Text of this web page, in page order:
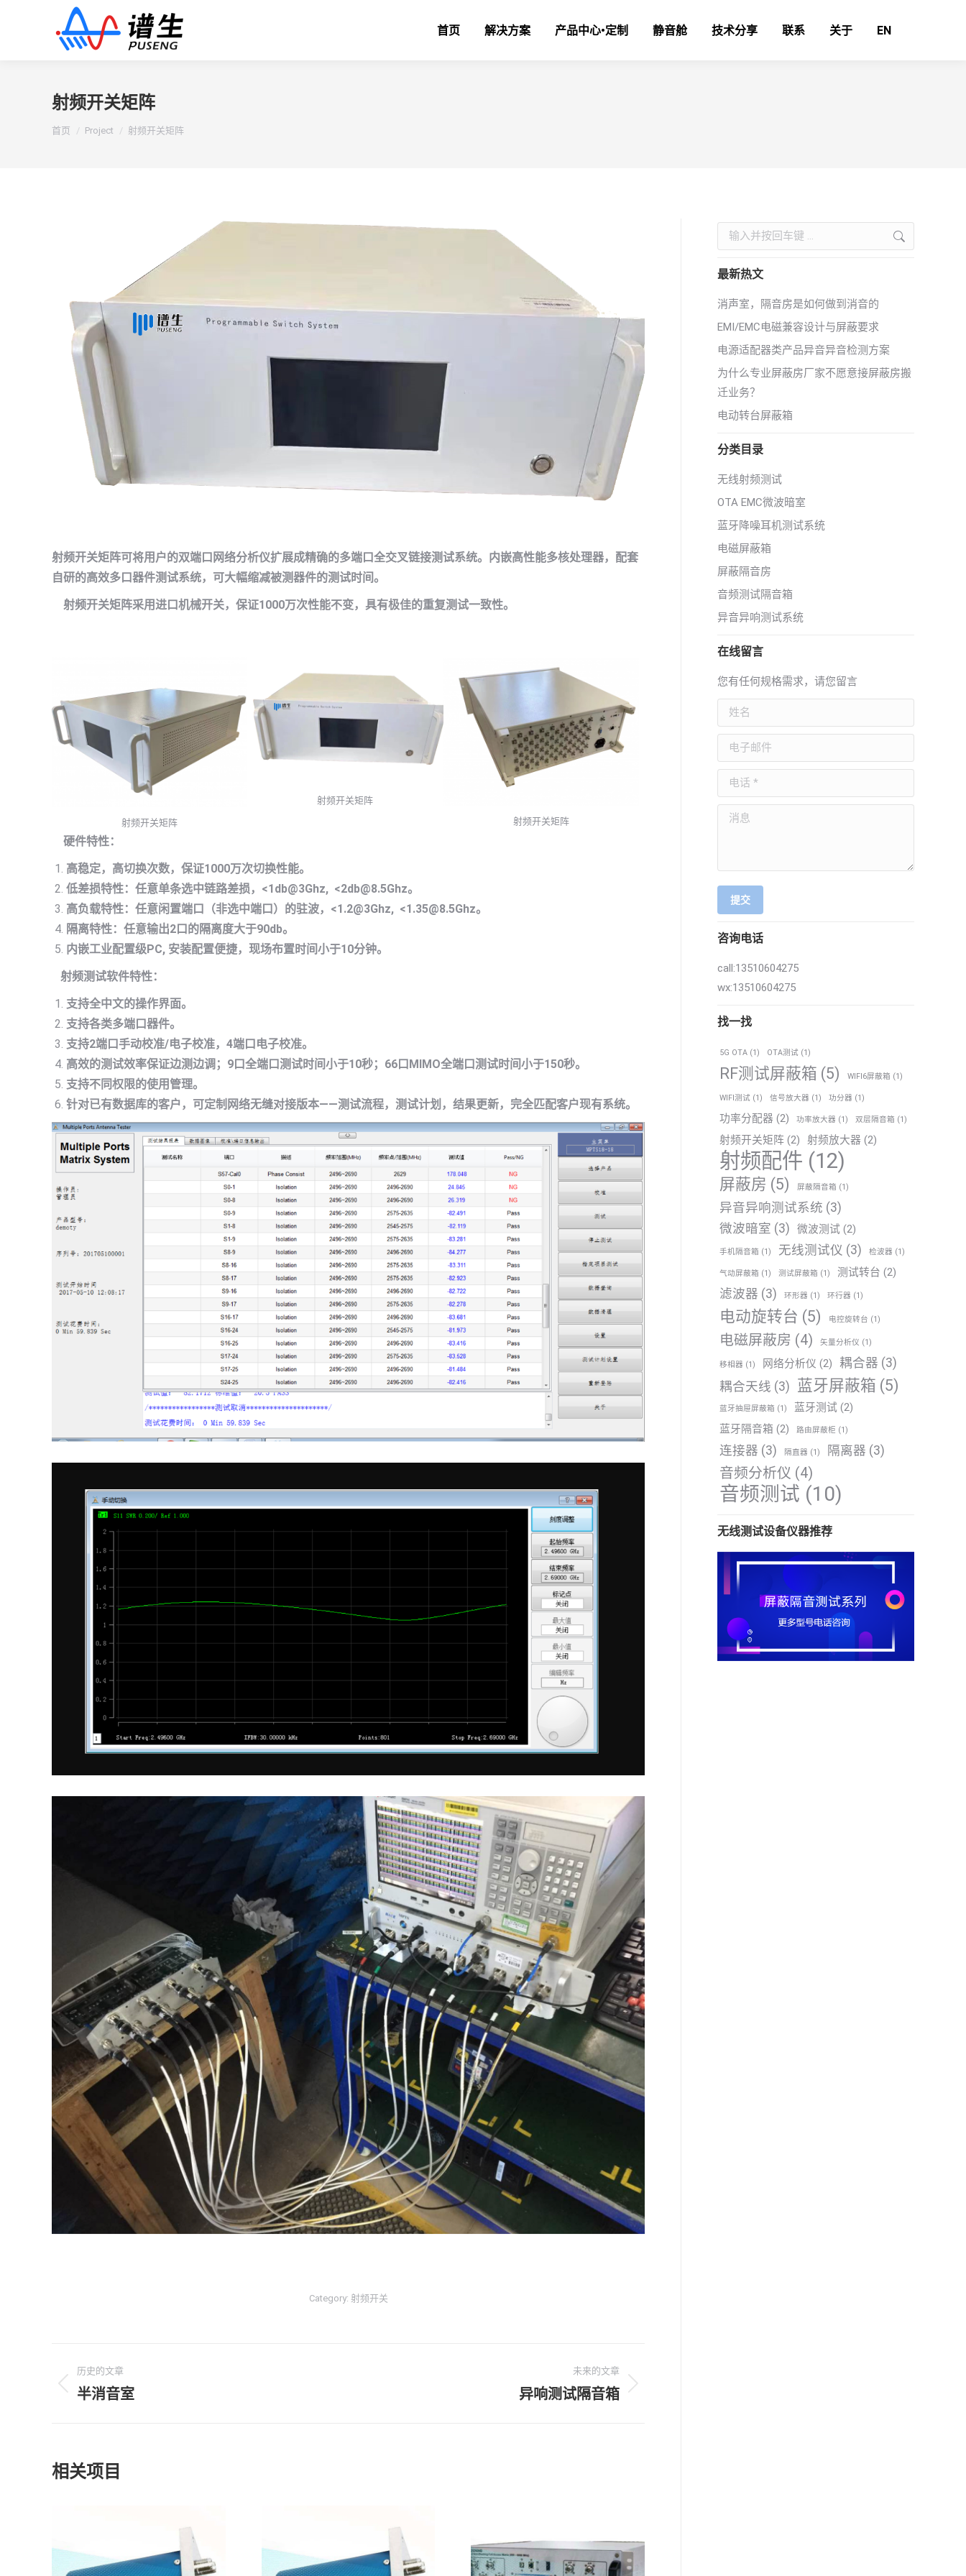
首页 解决方案 产品中心•定制 静音舱 技术分享 联系 关于 EN
射频开关矩阵
您在这里：
首页 Project 射频开关矩阵
射频开关矩阵可将用户的双端口 网络分析仪扩展成精确的多端口全交叉链接测试系统。 内嵌高性能多核处理器， 配套
自研的高效多口器件测试系统， 可大幅缩减被测器件的测试时间。
射频开关矩阵采用进口机械开关，保证1000万次性能不变，具有极佳的重复测试一致性。
射频开关矩阵
射频开关矩阵
射频开关矩阵
硬件特性：
高稳定，高切换次数，保证1000万次切换性能。
低差损特性：任意单条选中链路差损， <1db@3Ghz, <2db@8.5Ghz。
高负载特性：任意闲置端口（非选中端口）的驻波， <1.2@3Ghz, <1.35@8.5Ghz。
隔离特性：任意输出2口的隔离度大于90db。
内嵌工业配置级PC, 安装配置便捷，现场布置时间小于10分钟。
射频测试软件特性：
支持全中文的操作界面。
支持各类多端口器件。
支持2端口手动校准/电子校准， 4端口电子校准。
高效的测试效率保证边测边调； 9口全端口测试时间小于10秒； 66口MIMO全端口测试时间小于150秒。
支持不同权限的使用管理。
针对已有数据库的客户，可定制网络无缝对接版本——测试流程，测试计划，结果更新，完全匹配客户现有系统。
Category: 射频开关
目
历史的文章
上
目：
半消音室
未来的文章
异响测试隔音箱
相关项目
Search:
最新热文
消声室，隔音房是如何做到消音的
EMI/EMC电磁兼容设计与屏蔽要求
电源适配器类产品异音异音检测方案
为什么专业屏蔽房厂家不愿意接屏蔽房搬
迁业务？
电动转台屏蔽箱
分类目录
无线射频测试
OTA EMC微波暗室
蓝牙降噪耳机测试系统
电磁屏蔽箱
屏蔽隔音房
音频测试隔音箱
异音异响测试系统
在线留言
您有任何规格需求，请您留言
姓名
电子邮件
电话 *
消息
提交
咨询电话
call:13510604275
wx:13510604275
找一找
5G OTA (1) OTA测试 (1)
RF测试屏蔽箱 (5) WIFI6屏蔽箱 (1)
WIFI测试 (1) 信号放大器 (1) 功分器 (1)
功率分配器 (2) 功率放大器 (1) 双层隔音箱 (1)
射频开关矩阵 (2) 射频放大器 (2)
射频配件 (12)
屏蔽房 (5) 屏蔽隔音箱 (1)
异音异响测试系统 (3)
微波暗室 (3) 微波测试 (2)
手机隔音箱 (1) 无线测试仪 (3) 检波器 (1)
气动屏蔽箱 (1) 测试屏蔽箱 (1) 测试转台 (2)
滤波器 (3) 环形器 (1) 环行器 (1)
电动旋转台 (5) 电控旋转台 (1)
电磁屏蔽房 (4) 矢量分析仪 (1)
移相器 (1) 网络分析仪 (2) 耦合器 (3)
耦合天线 (3) 蓝牙屏蔽箱 (5)
蓝牙抽屉屏蔽箱 (1) 蓝牙测试 (2)
蓝牙隔音箱 (2) 路由屏蔽柜 (1)
连接器 (3) 隔直器 (1) 隔离器 (3)
音频分析仪 (4)
音频测试 (10)
无线测试设备仪器推荐